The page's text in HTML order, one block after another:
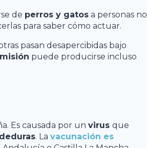
de perros y gatosa personas no
para saber cómo actuar.
pasan desapercibidas bajo
puede producirse incluso
Es causada por un virus que
. La vacunación es